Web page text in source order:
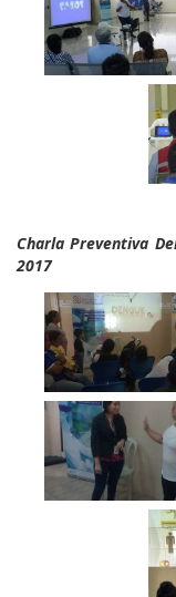
Charla Preventiva
2017